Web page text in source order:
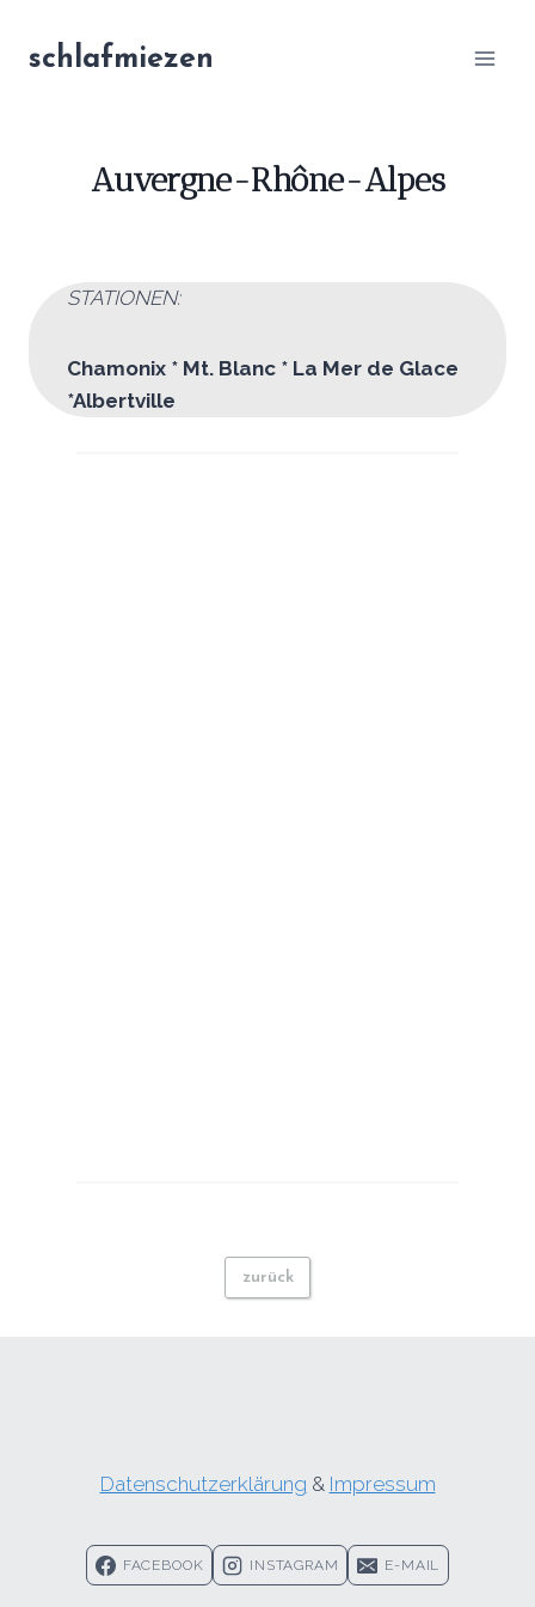
Inhaltschlafmiezen
Auvergne-Rhône-Alpes
STATIONEN:
Chamonix * Mt. Blanc * La Mer de Glace
*Albertville
zurück
Datenschutzerklärung & Impressum
FACEBOOK INSTAGRAM E-MAIL